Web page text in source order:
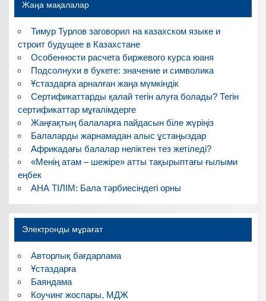
Жаңа мақалалар
Тимур Турлов заговорил на казахском языке и
строит будущее в Казахстане
Особенности расчета биржевого курса юаня
Подсолнухи в букете: значение и символика
Ұстаздарға арналған жаңа мүмкіндік
Сертификаттарды қалай тегін алуға болады? Тегін
сертификаттар мұғалімдерге
Жаңғақтың балаларға пайдасын біле жүріңіз
Балаларды жарнамадан алыс ұстаңыздар
Африкадағы балалар неліктен тез жетіледі?
«Менің атам – шежіре» атты тақырыптағы ғылыми
еңбек
АНА ТІЛІМ: Бала тәрбиесіндегі орны
Электронды мұрағат
Авторлық бағдарлама
Ұстаздарға
Баяндама
Коучинг жоспары, МДЖ